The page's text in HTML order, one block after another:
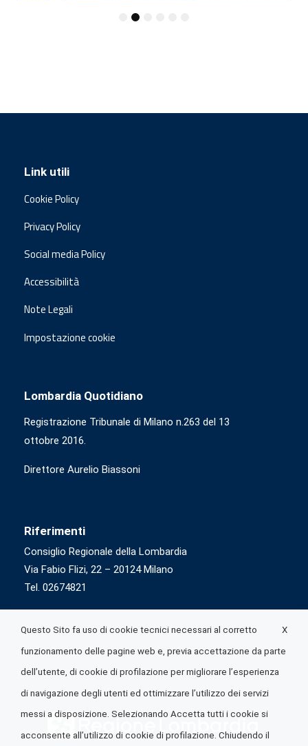
Link utili
Cookie Policy
Privacy Policy
Social media Policy
Accessibilità
Note Legali
Impostazione cookie
Lombardia Quotidiano
Registrazione Tribunale di Milano n.263 del 13
ottobre 2016.
Direttore Aurelio Biassoni
Riferimenti
Consiglio Regionale della Lombardia
Via Fabio Flizi, 22 – 20124 Milano
Tel. 02674821
X
Questo Sito fa uso di cookie tecnici necessari al corretto
funzionamento delle pagine web e, previa accettazione da parte
dell’utente, di cookie di profilazione per migliorare l’esperienza
di navigazione degli utenti ed ottimizzare l’utilizzo dei servizi
messi a disposizione. Selezionando Accetta tutti i cookie si
acconsente all’utilizzo di cookie di profilazione. Chiudendo il